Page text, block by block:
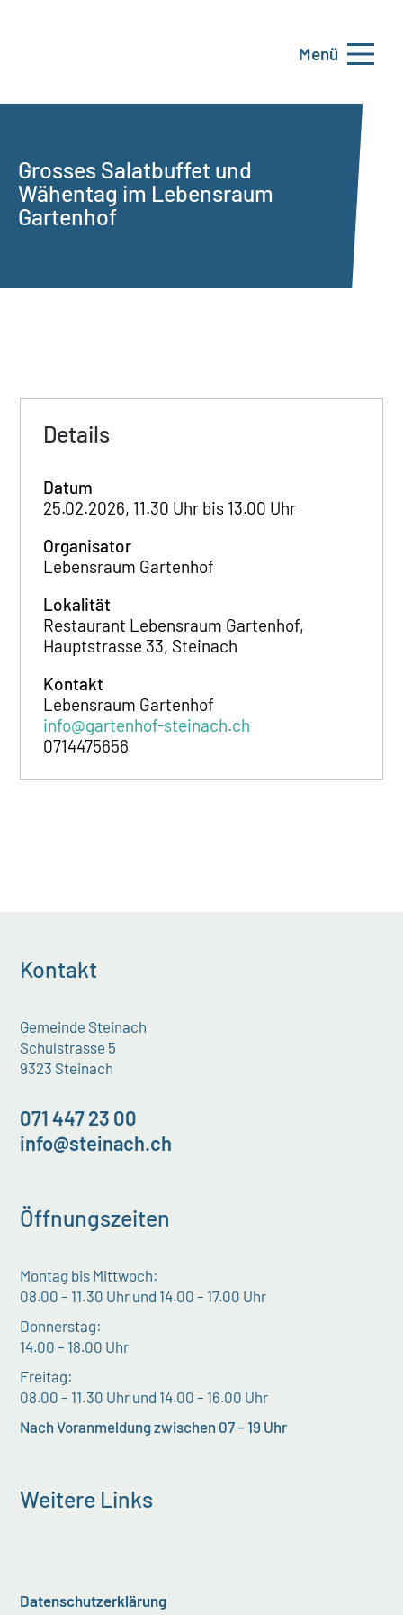
Menü
Grosses Salatbuffet und
Wähentag im Lebensraum
Gartenhof
Details
Datum
25.02.2026, 11.30 Uhr bis 13.00 Uhr
Organisator
Lebensraum Gartenhof
Lokalität
Restaurant Lebensraum Gartenhof,
Hauptstrasse 33, Steinach
Kontakt
Lebensraum Gartenhof
info@gartenhof-steinach.ch
0714475656
Kontakt
Gemeinde Steinach
Schulstrasse 5
9323 Steinach
071 447 23 00
info@steinach.ch
Öffnungszeiten
Montag bis Mittwoch:
08.00 – 11.30 Uhr und 14.00 – 17.00 Uhr
Donnerstag:
14.00 – 18.00 Uhr
Freitag:
08.00 – 11.30 Uhr und 14.00 – 16.00 Uhr
Nach Voranmeldung zwischen 07 – 19 Uhr
Weitere Links
Datenschutzerklärung